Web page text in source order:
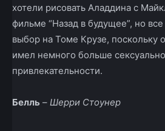
хотели рисовать Аладдина с
фильме “Назад в будущее”, но
выбор на Томе Крузе, поскольку
имел немного больше
привлекательности.
Белль – Шерри Стоунер